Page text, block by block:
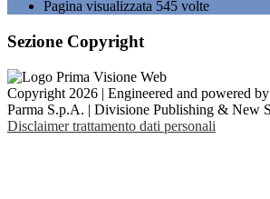
Pagina visualizzata 545 volte
Sezione Copyright
Copyright 2026 | Engineered and powered
Parma S.p.A. | Divisione Publishing & New
Disclaimer trattamento dati personali